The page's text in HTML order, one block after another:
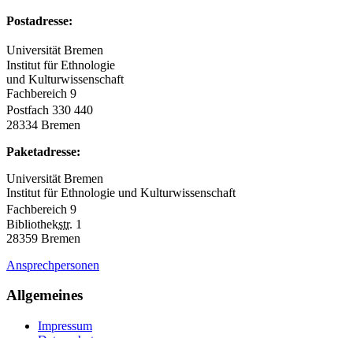
Postadresse:
Universität Bremen
Institut für Ethnologie
und Kulturwissenschaft
Fachbereich 9
Postfach 330 440
28334 Bremen
Paketadresse:
Universität Bremen
Institut für Ethnologie und Kulturwissenschaft
Fachbereich 9
Bibliothekstr. 1
28359 Bremen
Ansprechpersonen
Allgemeines
Impressum